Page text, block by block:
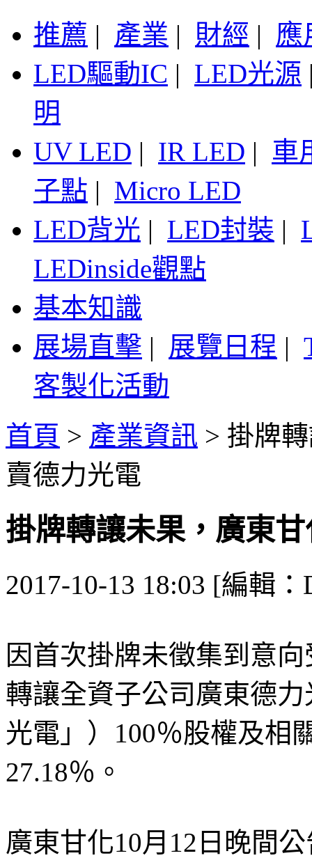
推薦 | 產業 | 財經 | 應
LED驅動IC | LED光源
明
UV LED | IR LED | 車
子點 | Micro LED
LED背光 | LED封裝 |
LEDinside觀點
基本知識
展場直擊 | 展覽日程 |
客製化活動
首頁 > 產業資訊 > 掛牌
賣德力光電
掛牌轉讓未果，廣東
2017-10-13 18:03 [編輯
因首次掛牌未徵集到意
轉讓全資子公司廣東德
光電」）100％股權及相
27.18％。
廣東甘化10月12日晚間